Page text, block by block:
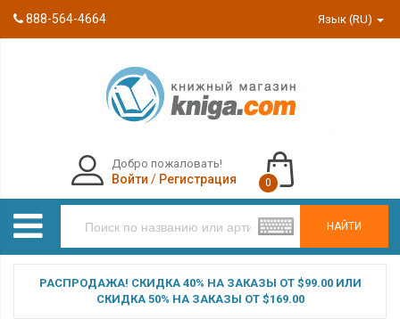
888-564-4664 Язык (RU)
НАЙТИ
Добро пожаловать!
Войти / Регистрация 0
РАСПРОДАЖА! СКИДКА 40% НА ЗАКАЗЫ ОТ $99.00 ИЛИ
СКИДКА 50% НА ЗАКАЗЫ ОТ $169.00